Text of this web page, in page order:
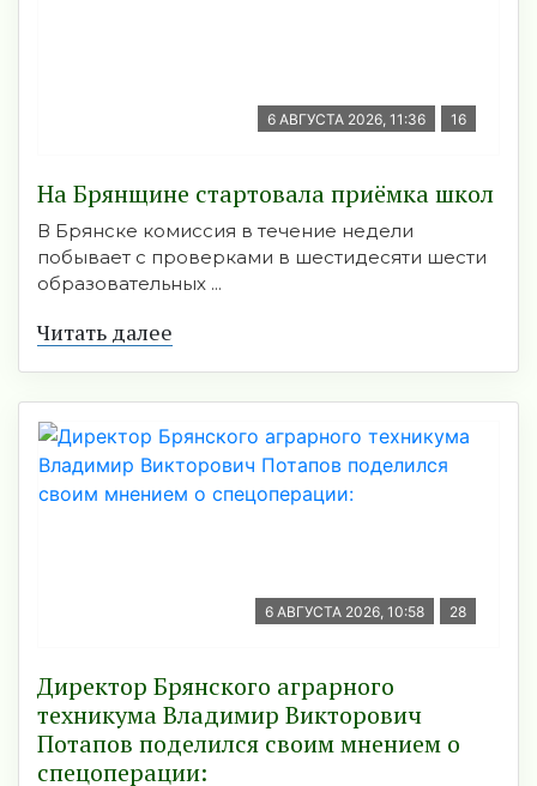
6 АВГУСТА 2026, 11:36 16
На Брянщине стартовала приёмка школ
В Брянске комиссия в течение недели
побывает с проверками в шестидесяти шести
образовательных ...
Читать далее
6 АВГУСТА 2026, 10:58 28
Директор Брянского аграрного
техникума Владимир Викторович
Потапов поделился своим мнением о
спецоперации: